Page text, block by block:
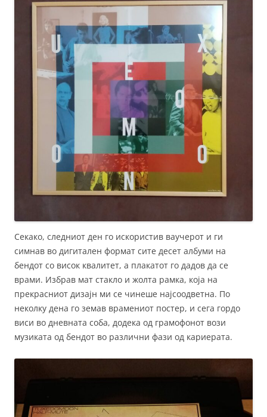
Секако, следниот ден го искористив ваучерот и ги
симнав во дигитален формат сите десет албуми на
бендот со висок квалитет, а плакатот го дадов да се
врами. Избрав мат стакло и жолта рамка, која на
прекрасниот дизајн ми се чинеше најсоодветна. По
неколку дена го земав врамениот постер, и сега гордо
виси во дневната соба, додека од грамофонот вози
музиката од бендот во различни фази од кариерата.